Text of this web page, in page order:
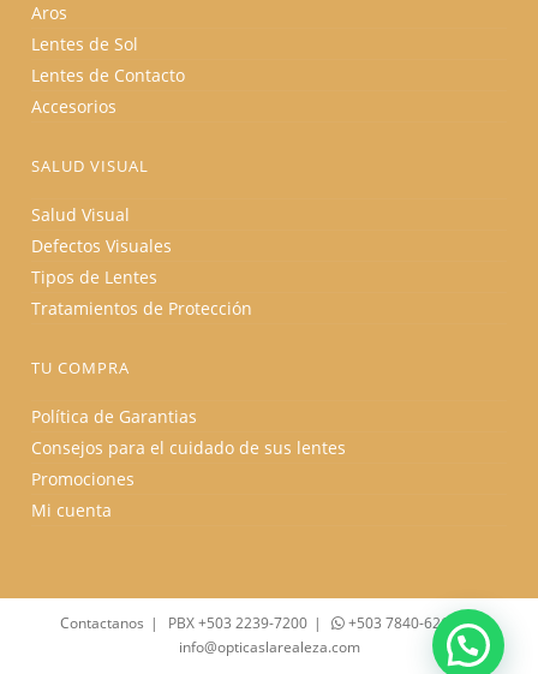
Aros
Lentes de Sol
Lentes de Contacto
Accesorios
SALUD VISUAL
Salud Visual
Defectos Visuales
Tipos de Lentes
Tratamientos de Protección
TU COMPRA
Política de Garantias
Consejos para el cuidado de sus lentes
Promociones
Mi cuenta
Contactanos PBX +503 2239-7200
+503 7840-6262
info@opticaslarealeza.com